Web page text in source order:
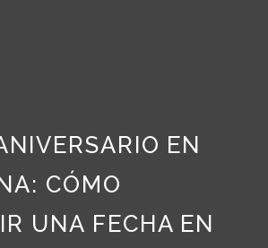
EN
CÓMO
UNA FECHA EN